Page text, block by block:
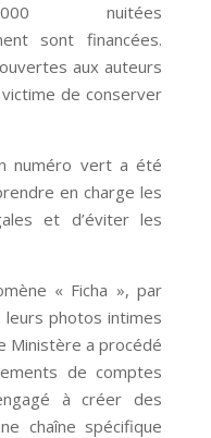
nuitées
sont financées.
aux auteurs
de conserver
numéro vert a été
en charge les
et d’éviter les
« Ficha », par
photos intimes
Ministère a procédé
de comptes
à créer des
chaîne spécifique